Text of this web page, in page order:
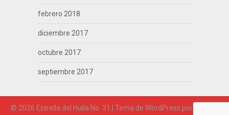
febrero 2018
diciembre 2017
octubre 2017
septiembre 2017
© 2026 Estrella del Huila No. 31 | Tema de WordPress por